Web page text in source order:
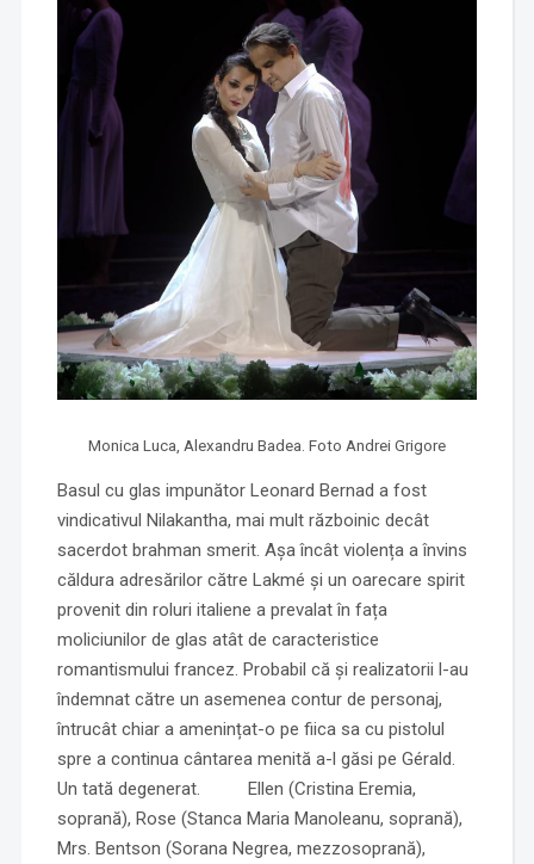
Monica Luca, Alexandru Badea. Foto Andrei Grigore
Basul cu glas impunător Leonard Bernad a fost
vindicativul Nilakantha, mai mult războinic decât
sacerdot brahman smerit. Așa încât violența a învins
căldura adresărilor către Lakmé și un oarecare spirit
provenit din roluri italiene a prevalat în fața
moliciunilor de glas atât de caracteristice
romantismului francez. Probabil că și realizatorii l-au
îndemnat către un asemenea contur de personaj,
întrucât chiar a amenințat-o pe fiica sa cu pistolul
spre a continua cântarea menită a-l găsi pe Gérald.
Un tată degenerat. Ellen (Cristina Eremia,
soprană), Rose (Stanca Maria Manoleanu, soprană),
Mrs. Bentson (Sorana Negrea, mezzosoprană),